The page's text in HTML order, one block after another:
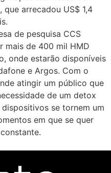
que arrecadou US$ 1,4
de pesquisa CCS
mais de 400 mil HMD
onde estarão disponíveis
e Argos. Com o
atingir um público que
de um detox
se tornem um
em que se quer